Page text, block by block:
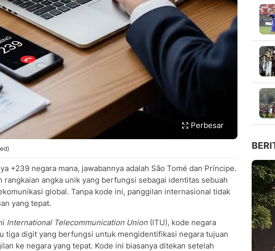
Perbesar
+239 negara mana, jawabannya adalah São Tomé dan Príncipe.
rangkaian angka unik yang berfungsi sebagai identitas sebuah
global. Tanpa kode ini, panggilan internasional tidak
yang tepat.
International Telecommunication Union (ITU), kode negara
tiga digit yang berfungsi untuk mengidentifikasi negara tujuan
ke negara yang tepat. Kode ini biasanya ditekan setelah